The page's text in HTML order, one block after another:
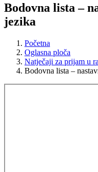
Bodovna lista –
jezika
Početna
Oglasna ploča
Natječaji za prijam u
Bodovna lista –